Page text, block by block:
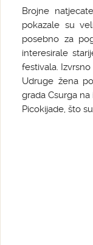
Brojne
pokazale su
posebno za
interesirale
festivala.
Udruge žena
grada Csurga
Picokijade, što